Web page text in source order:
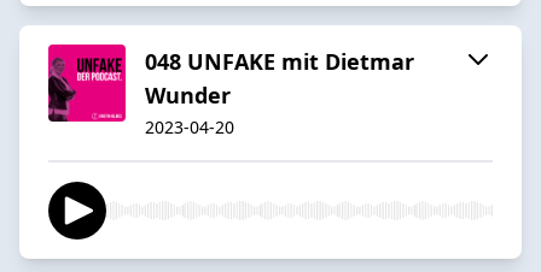
048 UNFAKE mit Dietmar
Wunder
2023-04-20